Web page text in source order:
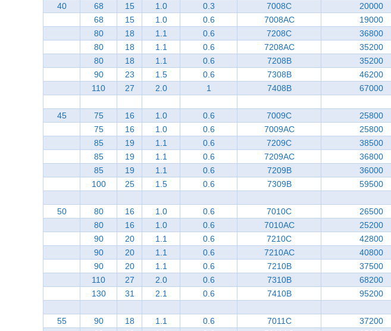
40 68 15 1.0 0.3 7008C 20000
68
15 1.0 0.6 7008AC 19000
80
18 1.1 0.6 7208C 36800
80
18 1.1 0.6 7208AC 35200
80
18 1.1 0.6 7208B 35200
90
23 1.5 0.6 7308B 46200
110
27 2.0 1 7408B 67000
45 75 16 1.0 0.6 7009C 25800
75
16 1.0 0.6 7009AC 25800
85
19 1.1 0.6 7209C 38500
85
19 1.1 0.6 7209AC 36800
85
19 1.1 0.6 7209B 36000
100
25 1.5 0.6 7309B 59500
50 80 16 1.0 0.6 7010C 26500
80
16 1.0 0.6 7010AC 25200
90
20 1.1 0.6 7210C 42800
90
20 1.1 0.6 7210AC 40800
90
20 1.1 0.6 7210B 37500
110
27 2.0 0.6 7310B 68200
130
31 2.1 0.6 7410B 95200
55 90 18 1.1 0.6 7011C 37200